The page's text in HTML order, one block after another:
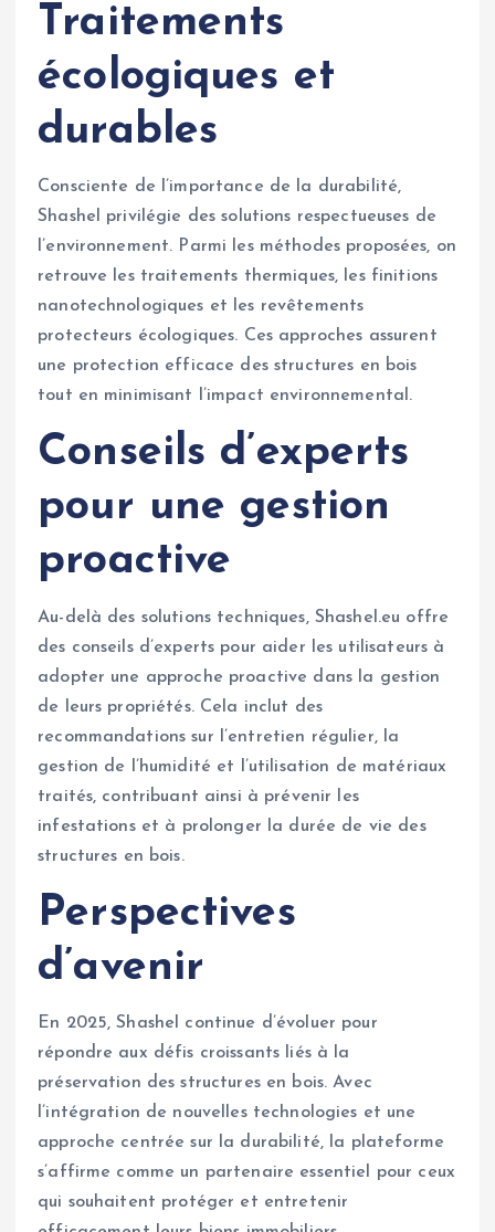
Traitements
écologiques et
durables
Consciente de l’importance de la durabilité,
Shashel privilégie des solutions respectueuses de
l’environnement. Parmi les méthodes proposées, on
retrouve les traitements thermiques, les finitions
nanotechnologiques et les revêtements
protecteurs écologiques. Ces approches assurent
une protection efficace des structures en bois
tout en minimisant l’impact environnemental.
Conseils d’experts
pour une gestion
proactive
Au-delà des solutions techniques, Shashel.eu offre
des conseils d’experts pour aider les utilisateurs à
adopter une approche proactive dans la gestion
de leurs propriétés. Cela inclut des
recommandations sur l’entretien régulier, la
gestion de l’humidité et l’utilisation de matériaux
traités, contribuant ainsi à prévenir les
infestations et à prolonger la durée de vie des
structures en bois.
Perspectives
d’avenir
En 2025, Shashel continue d’évoluer pour
répondre aux défis croissants liés à la
préservation des structures en bois. Avec
l’intégration de nouvelles technologies et une
approche centrée sur la durabilité, la plateforme
s’affirme comme un partenaire essentiel pour ceux
qui souhaitent protéger et entretenir